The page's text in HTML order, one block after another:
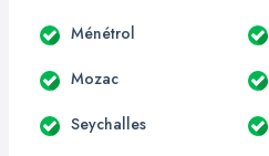
Ménétrol
Mozac
Seychalles